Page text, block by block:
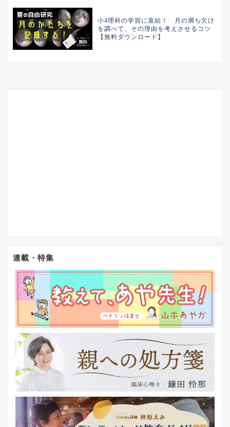
小4理科の学習に直結！ 月の満ち欠け
を調べて、その理由を考えさせるコツ
【無料ダウンロード】
連載・特集